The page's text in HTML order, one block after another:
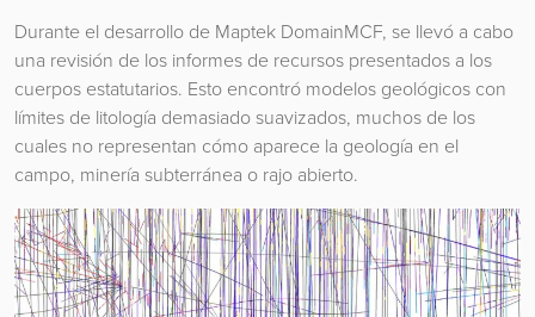
Durante el desarrollo de Maptek DomainMCF, se llevó a cabo
una revisión de los informes de recursos presentados a los
cuerpos estatutarios. Esto encontró modelos geológicos con
límites de litología demasiado suavizados, muchos de los
cuales no representan cómo aparece la geología en el
campo, minería subterránea o rajo abierto.